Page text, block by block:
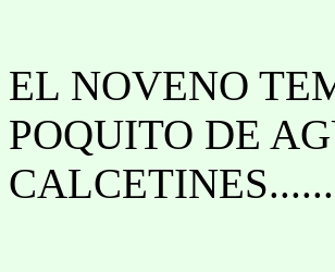
EL NOVENO
POQUITO DE